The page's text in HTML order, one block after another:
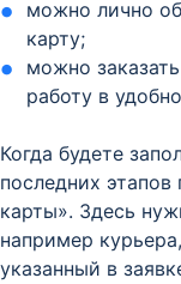
можно лично
карту;
можно
работу в
Когда будете
последних
карты». Здесь
например
указанный в